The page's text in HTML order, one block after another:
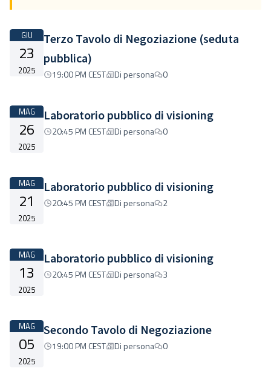
GIU
23
2025
Terzo Tavolo di Negoziazione (seduta
pubblica)
19:00 PM CEST Di persona 0
MAG
26
2025
Laboratorio pubblico di visioning
20:45 PM CEST Di persona 0
MAG
21
2025
Laboratorio pubblico di visioning
20:45 PM CEST Di persona 2
MAG
13
2025
Laboratorio pubblico di visioning
20:45 PM CEST Di persona 3
MAG
05
2025
Secondo Tavolo di Negoziazione
19:00 PM CEST Di persona 0